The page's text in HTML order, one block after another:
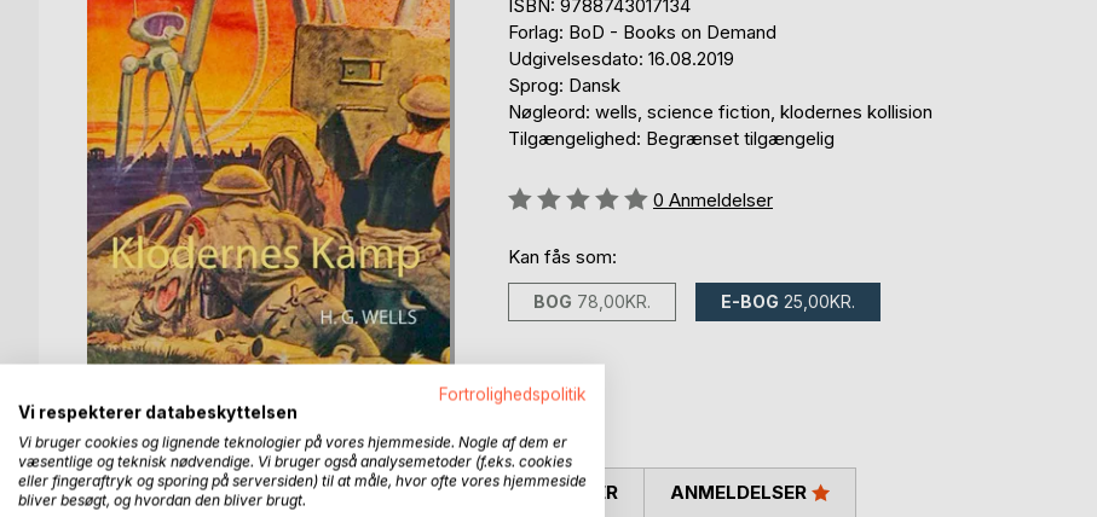
ISBN: 9788743017134
Forlag: BoD - Books on Demand
Udgivelsesdato: 16.08.2019
Sprog: Dansk
Nøgleord: wells, science fiction, klodernes kollision
Tilgængelighed: Begrænset tilgængelig
Anmeldelse::
0 Anmeldelser
Kan fås som:
BOG 78,00KR. E-BOG 25,00KR.
BESKRIVELSE FORFATTER PRESSEN SKRIVER ANMELDELSER
Fortrolighedspolitik
Vi respekterer databeskyttelsen
Vi bruger cookies og lignende teknologier på vores hjemmeside. Nogle af dem er
væsentlige og teknisk nødvendige. Vi bruger også analysemetoder (f.eks. cookies
eller fingeraftryk og sporing på serversiden) til at måle, hvor ofte vores hjemmeside
bliver besøgt, og hvordan den bliver brugt.